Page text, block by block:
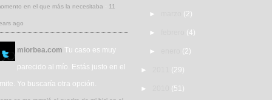
en el que más la necesitaba · 11
ago
miorbea.com Tu caso es muy
parecido al mío. Estás justo en el
Yo buscaría otra opción.
► (2)
► (4)
► (2)
► (29)
► (51)